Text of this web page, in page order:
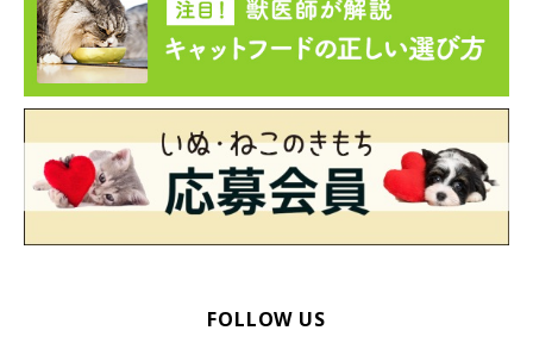
生活#猫のいる暮らし pic.twitter.com/ip5rJTHVBh
— yopich (@yopich_) June 8, 2023
関連記事:
細くて小さかった生後推定5カ月の保護子猫→家
生後推定5カ月で家族になった保護猫のふうたくん。細くて小さか
FOLLOW US